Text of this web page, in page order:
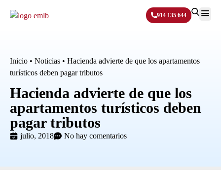
914 135 644
Inicio • Noticias • Hacienda advierte de que los apartamentos
turísticos deben pagar tributos
Hacienda advierte de que los
apartamentos turísticos deben
pagar tributos
julio, 2018 No hay comentarios